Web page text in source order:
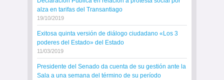
alza en tarifas del Transantiago
19/10/2019
Exitosa quinta versión de diálogo ciudadano «Los 3
poderes del Estado» del Estado
11/03/2019
Presidente del Senado da cuenta de su gestión ante la
Sala a una semana del término de su período